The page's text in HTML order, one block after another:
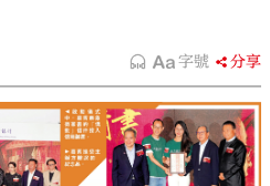
字號 分享